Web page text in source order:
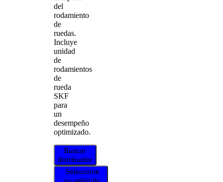
del
rodamiento
de
ruedas.
Incluye
unidad
de
rodamientos
de
rueda
SKF
para
un
desempeño
optimizado.
Buscar
distribuidor
Seleccione